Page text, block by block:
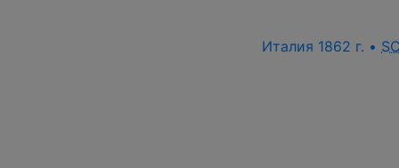
Италия 1862 г. •